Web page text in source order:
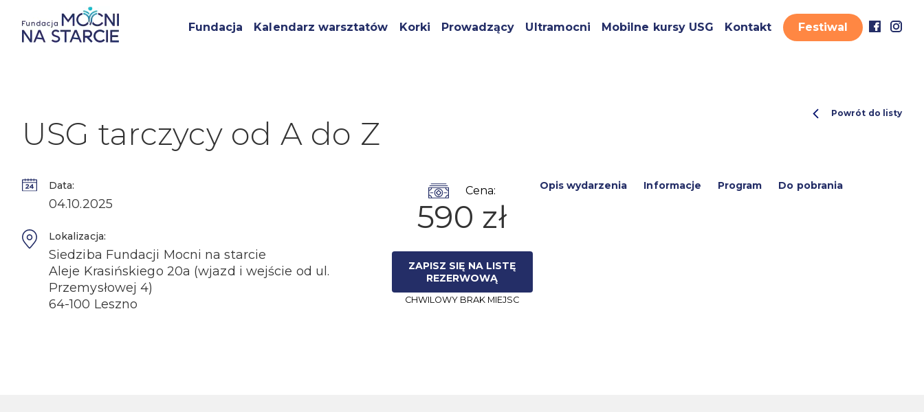
Fundacja Kalendarz warsztatów Korki Prowadzący Ultramocni Mobilne kursy USG Kontakt Festiwal
USG tarczycy od A do Z
Powrót do listy
Data:
04.10.2025
Lokalizacja:
Siedziba Fundacji Mocni na starcie
Aleje Krasińskiego 20a (wjazd i wejście od ul.
Przemysłowej 4)
64-100 Leszno
Cena:
590 zł
ZAPISZ SIĘ NA LISTĘ
REZERWOWĄ
CHWILOWY BRAK MIEJSC
Opis wydarzenia Informacje Program Do pobrania